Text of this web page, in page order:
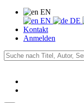
EN
EN
DE
Kontakt
Anmelden